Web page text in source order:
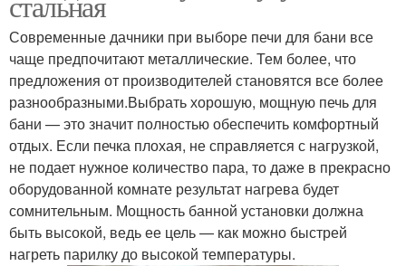
Современные дачники при выборе печи для бани все
чаще предпочитают металлические. Тем более, что
предложения от производителей становятся все более
разнообразными.Выбрать хорошую, мощную печь для
бани — это значит полностью обеспечить комфортный
отдых. Если печка плохая, не справляется с нагрузкой,
не подает нужное количество пара, то даже в прекрасно
оборудованной комнате результат нагрева будет
сомнительным. Мощность банной установки должна
быть высокой, ведь ее цель — как можно быстрей
нагреть парилку до высокой температуры.